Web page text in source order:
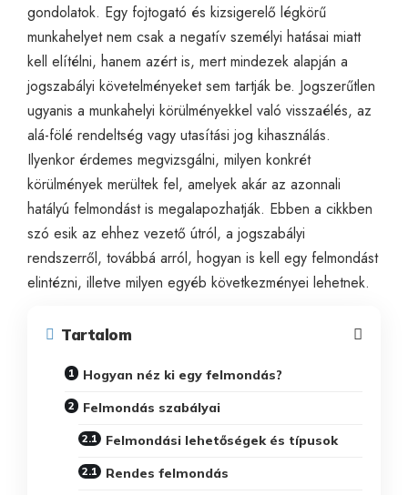
gondolatok. Egy fojtogató és kizsigerelő légkörű
munkahelyet nem csak a negatív személyi hatásai miatt
kell elítélni, hanem azért is, mert mindezek alapján a
jogszabályi követelményeket sem tartják be. Jogszerűtlen
ugyanis a munkahelyi körülményekkel való visszaélés, az
alá-fölé rendeltség vagy utasítási jog kihasználás.
Ilyenkor érdemes megvizsgálni, milyen konkrét
körülmények merültek fel, amelyek akár az azonnali
hatályú felmondást is megalapozhatják. Ebben a cikkben
szó esik az ehhez vezető útról, a jogszabályi
rendszerről, továbbá arról, hogyan is kell egy felmondást
elintézni, illetve milyen egyéb következményei lehetnek.
Tartalom
Hogyan néz ki egy felmondás?
Felmondás szabályai
Felmondási lehetőségek és típusok
Rendes felmondás